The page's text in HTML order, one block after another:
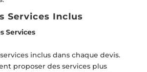
Services Inclus
Services
inclus dans chaque devis.
proposer des services plus